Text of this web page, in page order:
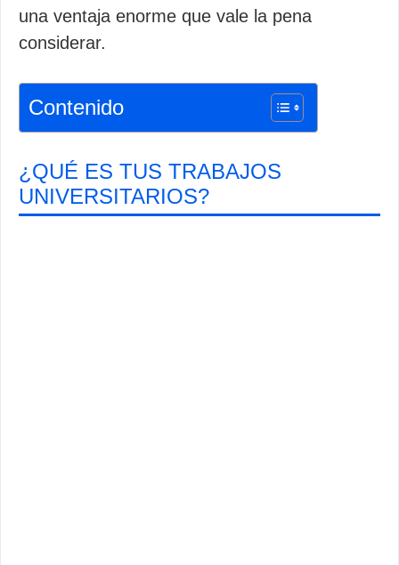
una ventaja enorme que vale la pena
considerar.
Contenido
¿QUÉ ES TUS TRABAJOS
UNIVERSITARIOS?